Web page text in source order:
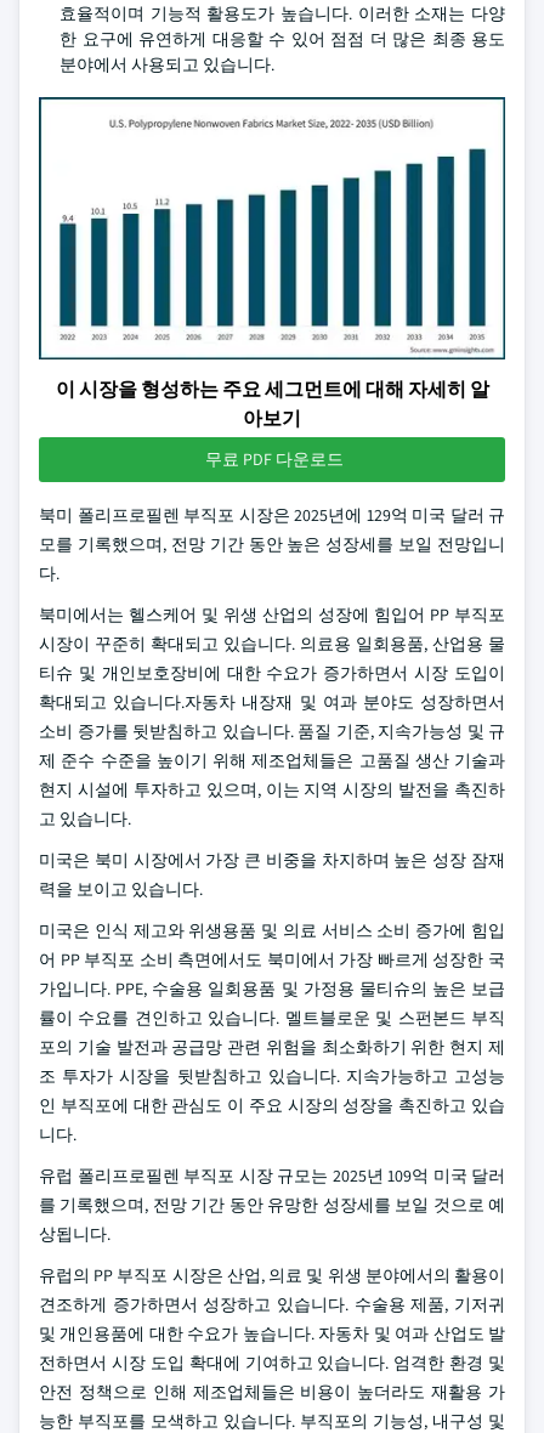
효율적이며 기능적 활용도가 높습니다. 이러한 소재는 다양
한 요구에 유연하게 대응할 수 있어 점점 더 많은 최종 용도
분야에서 사용되고 있습니다.
이 시장을 형성하는 주요 세그먼트에 대해 자세히 알
아보기
무료 PDF 다운로드
북미 폴리프로필렌 부직포 시장은 2025년에 129억 미국 달러 규
모를 기록했으며, 전망 기간 동안 높은 성장세를 보일 전망입니
다.
북미에서는 헬스케어 및 위생 산업의 성장에 힘입어 PP 부직포
시장이 꾸준히 확대되고 있습니다. 의료용 일회용품, 산업용 물
티슈 및 개인보호장비에 대한 수요가 증가하면서 시장 도입이
확대되고 있습니다.자동차 내장재 및 여과 분야도 성장하면서
소비 증가를 뒷받침하고 있습니다. 품질 기준, 지속가능성 및 규
제 준수 수준을 높이기 위해 제조업체들은 고품질 생산 기술과
현지 시설에 투자하고 있으며, 이는 지역 시장의 발전을 촉진하
고 있습니다.
미국은 북미 시장에서 가장 큰 비중을 차지하며 높은 성장 잠재
력을 보이고 있습니다.
미국은 인식 제고와 위생용품 및 의료 서비스 소비 증가에 힘입
어 PP 부직포 소비 측면에서도 북미에서 가장 빠르게 성장한 국
가입니다. PPE, 수술용 일회용품 및 가정용 물티슈의 높은 보급
률이 수요를 견인하고 있습니다. 멜트블로운 및 스펀본드 부직
포의 기술 발전과 공급망 관련 위험을 최소화하기 위한 현지 제
조 투자가 시장을 뒷받침하고 있습니다. 지속가능하고 고성능
인 부직포에 대한 관심도 이 주요 시장의 성장을 촉진하고 있습
니다.
유럽 폴리프로필렌 부직포 시장 규모는 2025년 109억 미국 달러
를 기록했으며, 전망 기간 동안 유망한 성장세를 보일 것으로 예
상됩니다.
유럽의 PP 부직포 시장은 산업, 의료 및 위생 분야에서의 활용이
견조하게 증가하면서 성장하고 있습니다. 수술용 제품, 기저귀
및 개인용품에 대한 수요가 높습니다. 자동차 및 여과 산업도 발
전하면서 시장 도입 확대에 기여하고 있습니다. 엄격한 환경 및
안전 정책으로 인해 제조업체들은 비용이 높더라도 재활용 가
능한 부직포를 모색하고 있습니다. 부직포의 기능성, 내구성 및